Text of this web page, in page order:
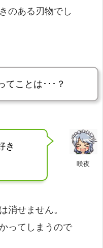
のある刃物でし
てことは･･･？
咲夜
き
消せません。
ってしまうので